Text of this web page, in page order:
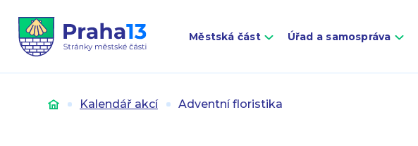
Městská část Úřad a samospráva
Úvod Kalendář akcí Adventní floristika